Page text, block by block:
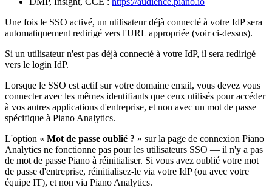
Une fois le SSO activé, un utilisateur déjà connecté à votre IdP sera
automatiquement redirigé vers l'URL appropriée (voir ci-dessus).
Si un utilisateur n'est pas déjà connecté à votre IdP, il sera redirigé
vers le login IdP.
Lorsque le SSO est actif sur votre domaine email, vous devez vous
connecter avec les mêmes identifiants que ceux utilisés pour accéder
à vos autres applications d'entreprise, et non avec un mot de passe
spécifique à Piano Analytics.
L'option « Mot de passe oublié ? » sur la page de connexion Piano
Analytics ne fonctionne pas pour les utilisateurs SSO — il n'y a pas
de mot de passe Piano à réinitialiser. Si vous avez oublié votre mot
de passe d'entreprise, réinitialisez-le via votre IdP (ou avec votre
équipe IT), et non via Piano Analytics.